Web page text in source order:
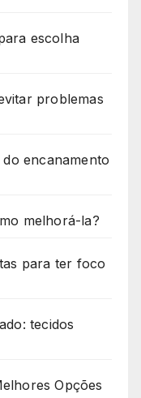
escolha
problemas
encanamento
melhorá-la?
para ter foco
tecidos
Opções